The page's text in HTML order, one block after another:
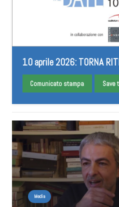
10 aprile 2026: TORNA
Comunicato stampa Save
Media